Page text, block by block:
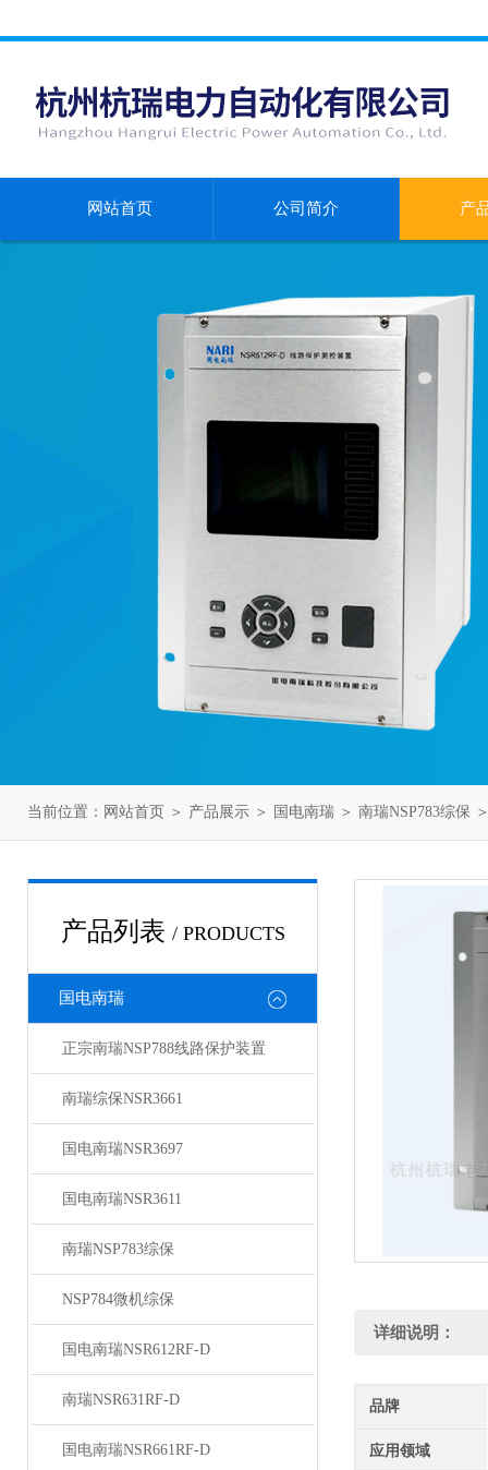
网站首页 公司简介 产
当前位置： 网站首页 ＞ 产品展示 ＞ 国电南瑞 ＞ 南瑞NSP783综保
产品列表 / PRODUCTS
国电南瑞
正宗南瑞NSP788线路保护装置
南瑞综保NSR3661
国电南瑞NSR3697
国电南瑞NSR3611
南瑞NSP783综保
NSP784微机综保
国电南瑞NSR612RF-D
南瑞NSR631RF-D
国电南瑞NSR661RF-D
详细说明：
品牌
应用领域